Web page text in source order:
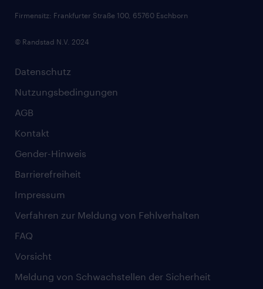
Datenschutz
Nutzungsbedingungen
AGB
Kontakt
Gender-Hinweis
Barrierefreiheit
Impressum
Verfahren zur Meldung von Fehlverhalten
FAQ
Vorsicht
Meldung von Schwachstellen der Sicherheit
Firmensitz: Frankfurter Straße 100, 65760 Eschborn
© Randstad N.V. 2024